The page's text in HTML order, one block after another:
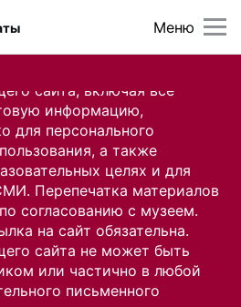
сайта, включая все
информацию,
для персонального
а также
целях и для
Перепечатка материалов
согласованию с музеем.
на сайт обязательна.
сайта не может быть
или частично в любой
письменного
Меню